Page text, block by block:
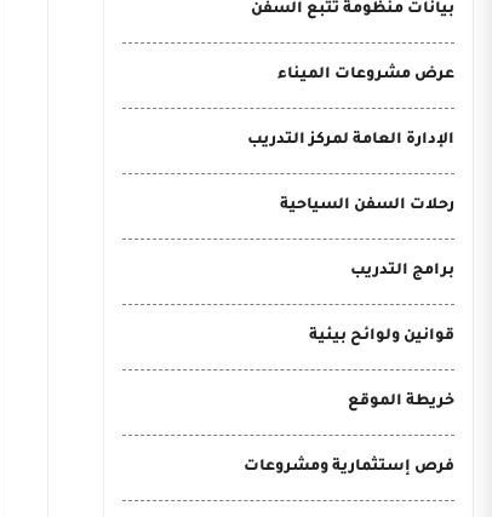
بيانات منظومة تتبع السفن
عرض مشروعات الميناء
الإدارة العامة لمركز التدريب
رحلات السفن السياحية
برامج التدريب
قوانين ولوائح بيئية
خريطة الموقع
فرص إستثمارية ومشروعات